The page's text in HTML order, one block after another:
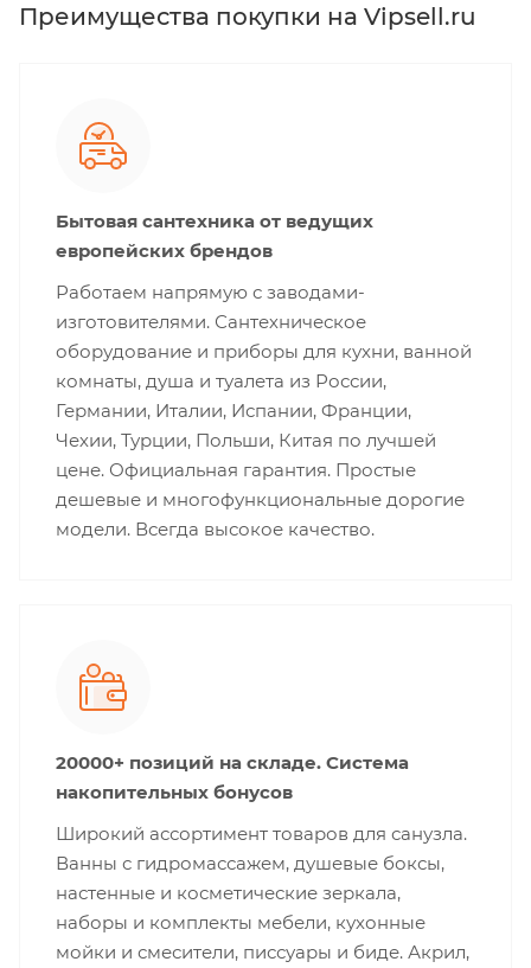
Преимущества покупки на Vipsell.ru
Бытовая сантехника от ведущих
европейских брендов
Работаем напрямую с заводами-
изготовителями. Сантехническое
оборудование и приборы для кухни, ванной
комнаты, душа и туалета из России,
Германии, Италии, Испании, Франции,
Чехии, Турции, Польши, Китая по лучшей
цене. Официальная гарантия. Простые
дешевые и многофункциональные дорогие
модели. Всегда высокое качество.
20000+ позиций на складе. Система
накопительных бонусов
Широкий ассортимент товаров для санузла.
Ванны с гидромассажем, душевые боксы,
настенные и косметические зеркала,
наборы и комплекты мебели, кухонные
мойки и смесители, писсуары и биде. Акрил,